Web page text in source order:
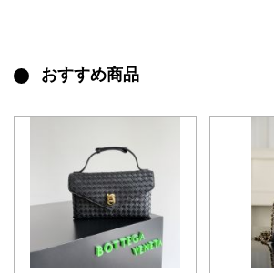
おすすめ商品